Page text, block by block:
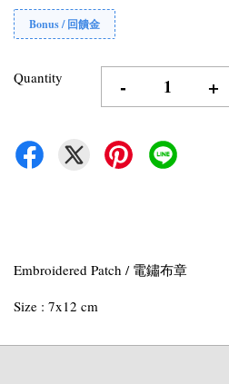
Bonus / 回饋金
Quantity - +
Embroidered Patch / 電鏽布章
Size : 7x12 cm